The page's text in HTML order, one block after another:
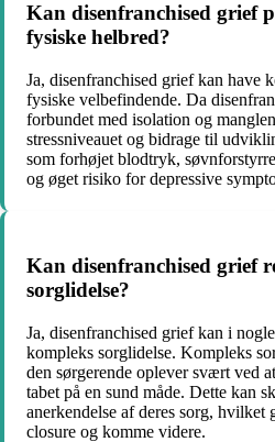
Kan disenfranchised grief
fysiske helbred?
Ja, disenfranchised grief kan have
fysiske velbefindende. Da
forbundet med isolation og
stressniveauet og bidrage til
som forhøjet blodtryk,
og øget risiko for depressive
Kan disenfranchised grief
sorglidelse?
Ja, disenfranchised grief kan i
kompleks sorglidelse. Kompleks
den sørgerende oplever svært ved
tabet på en sund måde. Dette kan
anerkendelse af deres sorg, hvilket
closure og komme videre.